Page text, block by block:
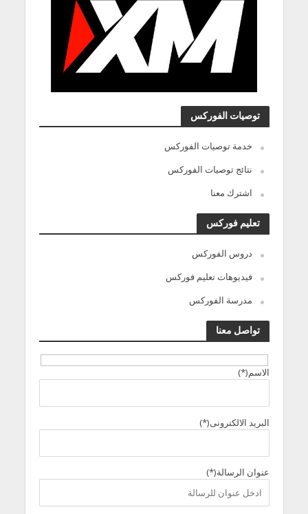
توصيات الفوركس
خدمة توصيات الفوركس
نتائج توصيات الفوركس
اشترك معنا
تعليم فوركس
دروس الفوركس
فيديوهات تعليم فوركس
مدرسة الفوركس
تواصل معنا
الاسم(*)
البريد الالكترونى(*)
عنوان الرسالة(*)